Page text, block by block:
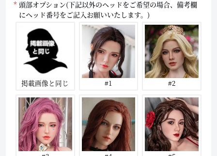
頭部オプション(下記以外のヘッドをご希望の場合、備考欄
にヘッド番号をご記入お願いいたします。)
掲載画像と同じ #1 #2